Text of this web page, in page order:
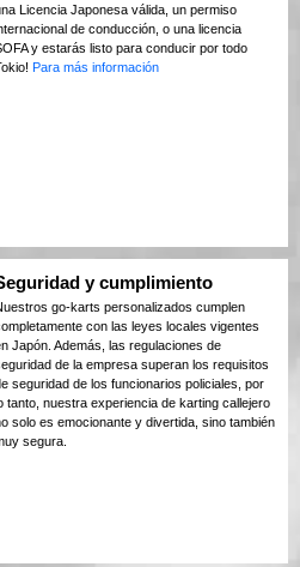
Licencia Japonesa válida, un permiso
de conducción, o una licencia
y estarás listo para conducir por todo
Para más información
y cumplimiento
go-karts personalizados cumplen
con las leyes locales vigentes
Japón. Además, las regulaciones de
de la empresa superan los requisitos
seguridad de los funcionarios policiales, por
tanto, nuestra experiencia de karting callejero
solo es emocionante y divertida, sino también
segura.